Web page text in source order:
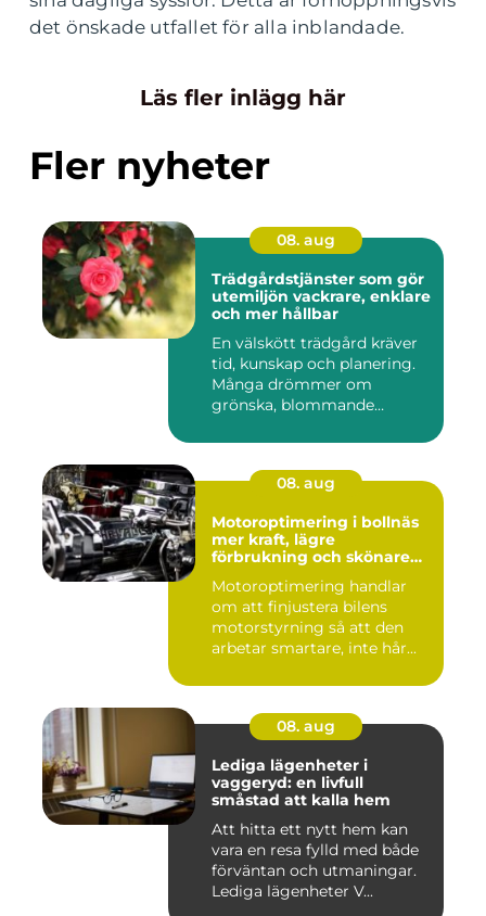
det önskade utfallet för alla inblandade.
Läs fler inlägg här
Fler nyheter
08. aug
Trädgårdstjänster som gör
utemiljön vackrare, enklare
och mer hållbar
En välskött trädgård kräver
tid, kunskap och planering.
Många drömmer om
grönska, blommande
08. aug
Motoroptimering i bollnäs
mer kraft, lägre
förbrukning och skönare
Motoroptimering handlar
om att finjustera bilens
motorstyrning så att den
arbetar smartare, inte hår...
08. aug
Lediga lägenheter i
vaggeryd: en livfull
småstad att kalla hem
Att hitta ett nytt hem kan
vara en resa fylld med både
förväntan och utmaningar.
Lediga lägenheter V...